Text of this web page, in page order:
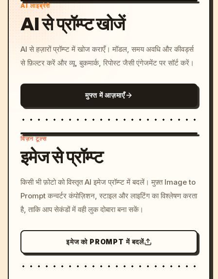
AI लाइब्रेरी
AI से प्रॉम्प्ट खोजें
AI से हज़ारों प्रॉम्प्ट में खोज कराएँ। मॉडल, समय अवधि और कीवर्ड्स
से फ़िल्टर करें और व्यू, बुकमार्क, रिपोस्ट जैसी एंगेजमेंट पर सॉर्ट करें।
मुफ्त में आज़माएँ
c, cyberpunk sunset, neon
colors, 8k --v 6.0
विज़न टूल्स
इमेज से प्रॉम्प्ट
किसी भी फ़ोटो को विस्तृत AI इमेज प्रॉम्प्ट में बदलें। मुफ़्त Image to
Prompt कन्वर्टर कंपोज़िशन, स्टाइल और लाइटिंग का विश्लेषण करता
है, ताकि आप सेकंडों में वही लुक दोबारा बना सकें।
इमेज को PROMPT में बदलें